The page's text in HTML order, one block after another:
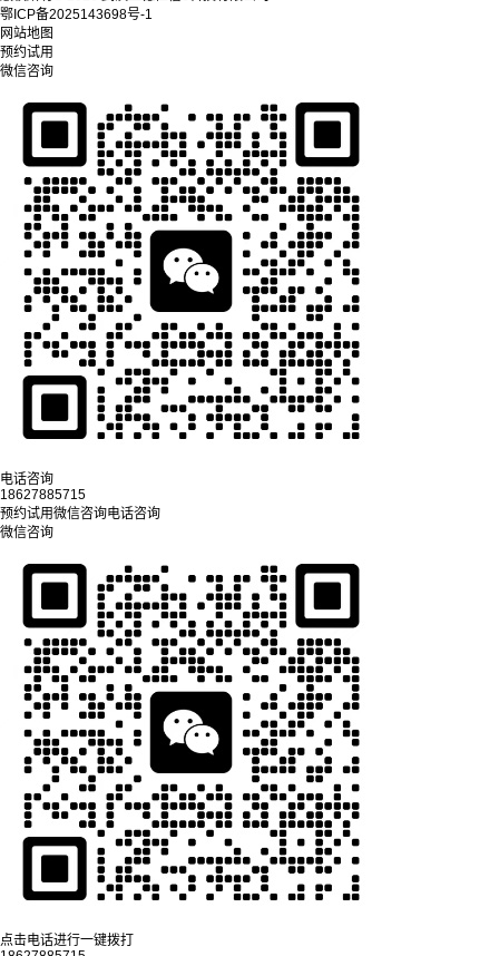
鄂ICP备2025143698号-1
网站地图
预约试用
微信咨询
电话咨询
18627885715
预约试用微信咨询电话咨询
微信咨询
点击电话进行一键拨打